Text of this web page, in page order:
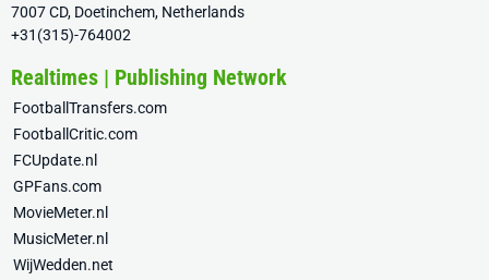
7007 CD, Doetinchem, Netherlands
+31(315)-764002
Realtimes | Publishing Network
FootballTransfers.com
FootballCritic.com
FCUpdate.nl
GPFans.com
MovieMeter.nl
MusicMeter.nl
WijWedden.net